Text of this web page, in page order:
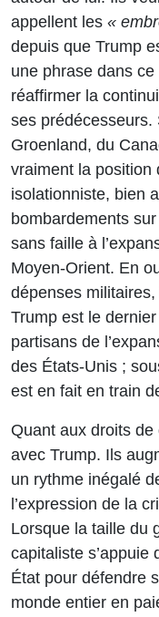
appellent les «
depuis que Trump
une phrase dans
réaffirmer la
ses prédécesseurs.
Groenland, du
vraiment la position
isolationniste, bien
bombardements
sans faille à
Moyen-Orient. En
dépenses
Trump est le
partisans de
des États-Unis ;
est en fait en train
Quant aux droits de
avec Trump. Ils
un rythme inégalé
l’expression de la
Lorsque la taille du
capitaliste s’appuie
État pour défendre
monde entier en